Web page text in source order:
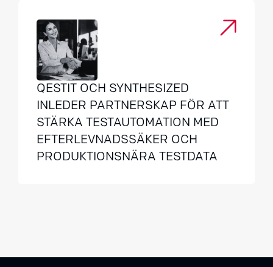
QESTIT OCH SYNTHESIZED
INLEDER PARTNERSKAP FÖR ATT
STÄRKA TESTAUTOMATION MED
EFTERLEVNADSSÄKER OCH
PRODUKTIONSNÄRA TESTDATA